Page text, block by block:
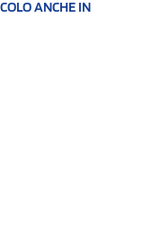
ANCHE IN